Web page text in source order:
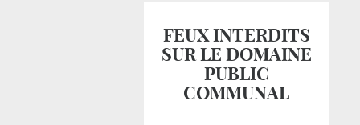
FEUX INTERDITS
SUR LE DOMAINE
PUBLIC
COMMUNAL